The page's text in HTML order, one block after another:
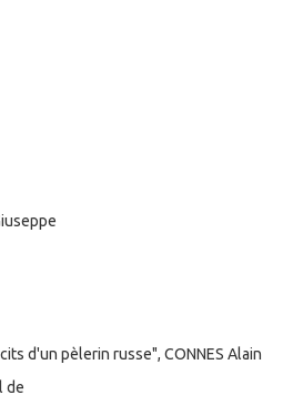
d'un pèlerin russe", CONNES Alain
de